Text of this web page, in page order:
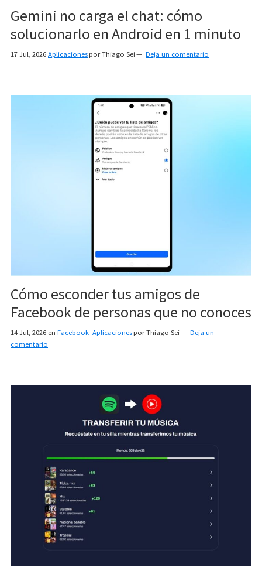
Gemini no carga el chat: cómo
solucionarlo en Android en 1 minuto
17 Jul, 2026 AplicacionesporThiago Sei Deja un comentario
Cómo esconder tus amigos de
Facebook de personas que no conoces
14 Jul, 2026 en Facebook AplicacionesporThiago Sei
Deja un
comentario